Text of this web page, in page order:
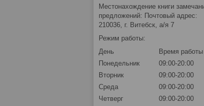
Местонахождение книги
предложений: Почтовый адрес:
210036, г. Витебск, а/я 7
Режим работы:
День
Время работы
Понедельник
09:00-20:00
Вторник
09:00-20:00
Среда
09:00-20:00
Четверг
09:00-20:00